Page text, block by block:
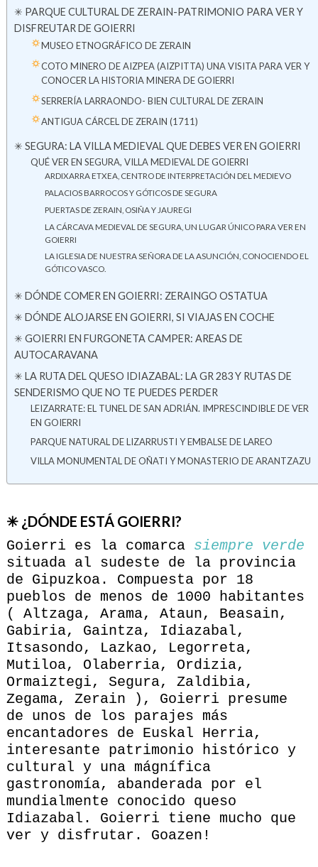
✳ PARQUE CULTURAL DE ZERAIN-PATRIMONIO PARA VER Y
DISFREUTAR DE GOIERRI
MUSEO ETNOGRÁFICO DE ZERAIN
COTO MINERO DE AIZPEA (AIZPITTA) UNA VISITA PARA VER Y
CONOCER LA HISTORIA MINERA DE GOIERRI
SERRERÍA LARRAONDO- BIEN CULTURAL DE ZERAIN
ANTIGUA CÁRCEL DE ZERAIN (1711)
✳ SEGURA: LA VILLA MEDIEVAL QUE DEBES VER EN GOIERRI
QUÉ VER EN SEGURA, VILLA MEDIEVAL DE GOIERRI
ARDIXARRA ETXEA, CENTRO DE INTERPRETACIÓN DEL MEDIEVO
PALACIOS BARROCOS Y GÓTICOS DE SEGURA
PUERTAS DE ZERAIN, OSIÑA Y JAUREGI
LA CÁRCAVA MEDIEVAL DE SEGURA, UN LUGAR ÚNICO PARA VER EN
GOIERRI
LA IGLESIA DE NUESTRA SEÑORA DE LA ASUNCIÓN, CONOCIENDO EL
GÓTICO VASCO.
✳ DÓNDE COMER EN GOIERRI: ZERAINGO OSTATUA
✳ DÓNDE ALOJARSE EN GOIERRI, SI VIAJAS EN COCHE
✳ GOIERRI EN FURGONETA CAMPER: AREAS DE
AUTOCARAVANA
✳ LA RUTA DEL QUESO IDIAZABAL: LA GR 283 Y RUTAS DE
SENDERISMO QUE NO TE PUEDES PERDER
LEIZARRATE: EL TUNEL DE SAN ADRIÁN. IMPRESCINDIBLE DE VER
EN GOIERRI
PARQUE NATURAL DE LIZARRUSTI Y EMBALSE DE LAREO
VILLA MONUMENTAL DE OÑATI Y MONASTERIO DE ARANTZAZU
✳ ¿DÓNDE ESTÁ GOIERRI?
Goierri es la comarca siempre verde
situada al sudeste de la provincia
de Gipuzkoa. Compuesta por 18
pueblos de menos de 1000 habitantes
( Altzaga, Arama, Ataun, Beasain,
Gabiria, Gaintza, Idiazabal,
Itsasondo, Lazkao, Legorreta,
Mutiloa, Olaberria, Ordizia,
Ormaiztegi, Segura, Zaldibia,
Zegama, Zerain ), Goierri presume
de unos de los parajes más
encantadores de Euskal Herria,
interesante patrimonio histórico y
cultural y una mágnífica
gastronomía, abanderada por el
mundialmente conocido queso
Idiazabal. Goierri tiene mucho que
ver y disfrutar. Goazen!